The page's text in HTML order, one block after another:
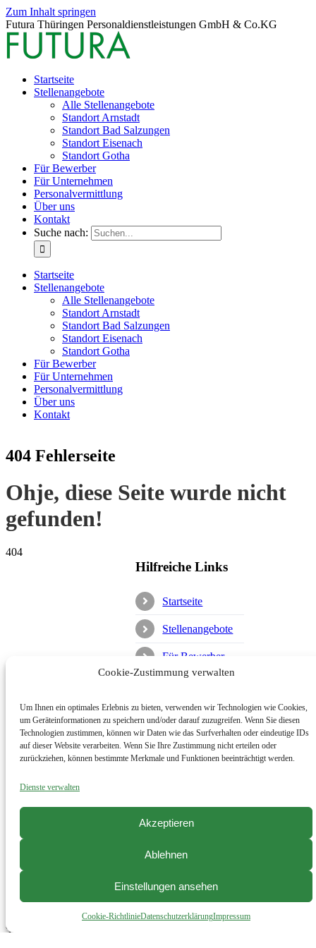
Cookie-Zustimmung verwalten
Um Ihnen ein optimales Erlebnis zu bieten, verwenden wir Technologien wie Cookies,
um Geräteinformationen zu speichern und/oder darauf zuzugreifen. Wenn Sie diesen
Technologien zustimmen, können wir Daten wie das Surfverhalten oder eindeutige IDs
auf dieser Website verarbeiten. Wenn Sie Ihre Zustimmung nicht erteilen oder
zurückziehen, können bestimmte Merkmale und Funktionen beeinträchtigt werden.
Dienste verwalten
Akzeptieren
Ablehnen
Einstellungen ansehen
Cookie-RichtlinieDatenschutzerklärungImpressum
Zum Inhalt springen
Futura Thüringen Personaldienstleistungen GmbH & Co.KG
Startseite
Stellenangebote
Alle Stellenangebote
Standort Arnstadt
Standort Bad Salzungen
Standort Eisenach
Standort Gotha
Für Bewerber
Für Unternehmen
Personalvermittlung
Über uns
Kontakt
Suche nach:
Startseite
Stellenangebote
Alle Stellenangebote
Standort Arnstadt
Standort Bad Salzungen
Standort Eisenach
Standort Gotha
Für Bewerber
Für Unternehmen
Personalvermittlung
Über uns
Kontakt
404 Fehlerseite
Ohje, diese Seite wurde nicht
gefunden!
404
Hilfreiche Links
Startseite
Stellenangebote
Für Bewerber
Personalvermittlung
Über uns
Durchsuche
gefunden? Benutze
doch unsere